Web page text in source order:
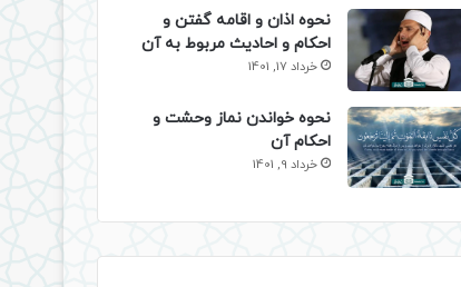
نحوه اذان و اقامه گفتن و
احکام و احادیث مربوط به آن
خرداد 17, 1401
نحوه خواندن نماز وحشت و
احکام آن
خرداد 9, 1401